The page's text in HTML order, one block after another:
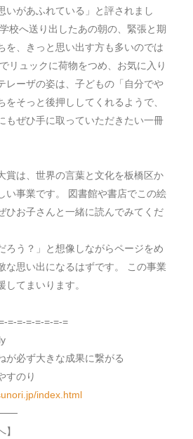
いがあふれている」と評されまし
校へ送り出したあの朝の、緊張と期
を、きっと思い出す方も多いのでは
リュックに荷物をつめ、お気に入り
レーザの姿は、子どもの「自分でや
をそっと後押ししてくれるようで、
もぜひ手に取っていただきたい一冊
賞は、世界の言葉と文化を板橋区か
い事業です。
図書館や書店でこの絵
ひお子さんと一緒に読んでみてくだ
ろう？」と想像しながらページをめ
な思い出になるはずです。
この事業
してまいります。
=-=-=-=-=-=-=
が必ず大きな成果に繋がる
すのり
index.html
】